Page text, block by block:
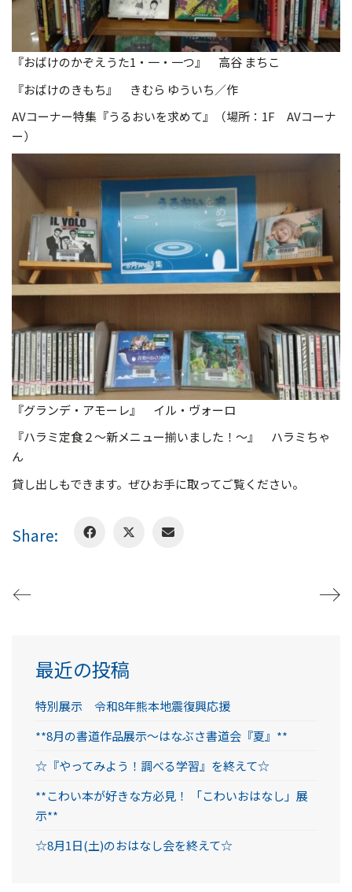
『おばけのかぞえうた1・一・一つ』 高谷 まちこ
『おばけのきもち』 きむら ゆういち／作
AVコーナー特集『うるおいを求めて』（場所：1F AVコーナ
ー）
『グランデ・アモーレ』 イル・ヴォーロ
『ハラミ定食２～新メニュー揃いました！～』 ハラミちゃ
ん
貸し出しもできます。ぜひお手に取ってご覧ください。
Share:
最近の投稿
特別展示 令和8年熊本地震復興応援
**8月の書道作品展示～はなぶさ書道会『夏』**
☆『やってみよう！調べる学習』を終えて☆
**こわい本が好きな方必見！ 「こわいおはなし」展
示**
☆8月1日(土)のおはなし会を終えて☆